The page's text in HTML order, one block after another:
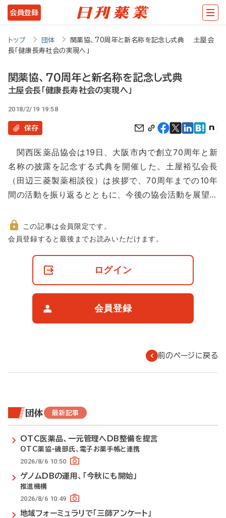
メ
イ
テ
ツ
に
動
会員登録
トップ 団体
関薬協、70周年と新名称を記念し式典 土屋会
長「健康長寿社会の実現へ」
関薬協、70周年と新名称を記念し式典
土屋会長「健康長寿社会の実現へ」
2018/2/19 19:58
保存
関西医薬品協会は19日、大阪市内で創立70周年と新
名称の披露を記念する式典を開催した。土屋裕弘会長
（田辺三菱製薬相談役）は挨拶で、70周年までの10年
間の活動を振り返るとともに、今後の協会活動を展望…
非
この記事は会員限定です。
会員登録すると最後までお読みいただけます。
ログイン
会員登録
前のページに戻る
団体 最新記事
OTC医薬品、一元管理へDB整備を提言
OTC薬協・磯部氏、電子お薬手帳と連携
2026/8/6 10:50
ゲノムDBの運用、「今秋にも開始」
推進機構
2026/8/6 10:49
地域フォーミュラリで「三師アンケート」